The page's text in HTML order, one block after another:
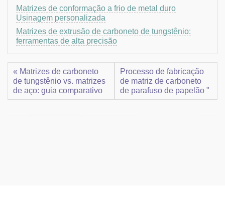
Matrizes de conformação a frio de metal duro
Usinagem personalizada
Matrizes de extrusão de carboneto de tungstênio:
ferramentas de alta precisão
« Matrizes de carboneto
de tungstênio vs. matrizes
de aço: guia comparativo
Processo de fabricação
de matriz de carboneto
de parafuso de papelão "